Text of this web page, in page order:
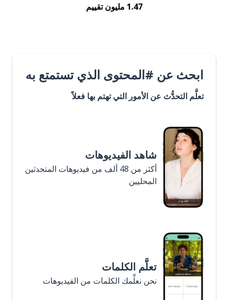
1.47 مليون تقييم
ابحث عن #المحتوى الذي تستمتع به
تعلَّم التحدُّث عن الأمور التي تهتم بها فعلاً
شاهد الفيديوهات
أكثر من 48 ألف من فيديوهات المتحدثين
المحليين
تعلَّم الكلمات
نحن نعلِّمك الكلمات من الفيديوهات